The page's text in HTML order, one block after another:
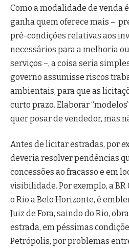
Como a modalidade de venda
ganha quem oferece mais –
pré-condições relativas aos
necessários para a melhoria
serviços –, a coisa seria
governo assumisse riscos
ambientais, para que as
curto prazo. Elaborar
quer posar de vendedor, mas
Antes de licitar estradas, por
deveria resolver pendências
concessões ao fracasso e em
visibilidade. Por exemplo, a
o Rio a Belo Horizonte, é
Juiz de Fora, saindo do Rio,
estrada, em péssimas
Petrópolis, por problemas